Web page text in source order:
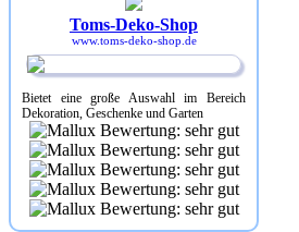
Toms-Deko-Shop
www.toms-deko-shop.de
Bietet eine große Auswahl im Bereich
Dekoration, Geschenke und Garten